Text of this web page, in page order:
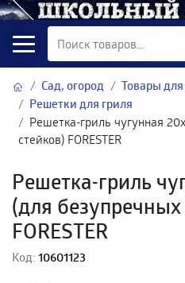
Сад, огород
Товары
Решетки для гриля
Решетка-гриль чугунная
стейков) FORESTER
Решетка-гриль
(для безупречных
FORESTER
Код:10601123